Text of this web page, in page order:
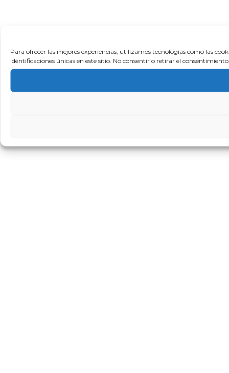
Para ofrecer las mejores experiencias, utilizamos tecnologías como las
identificaciones únicas en este sitio. No consentir o retirar el